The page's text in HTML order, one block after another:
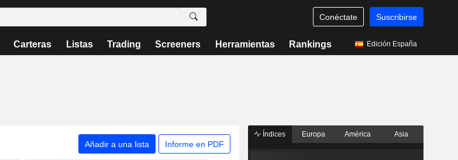
Conéctate Suscribirse
Carteras Listas Trading Screeners Herramientas Rankings Edición España
Añadir a una lista Informe en PDF
Índices Europa América Asia